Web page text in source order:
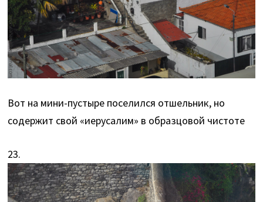
Вот на мини-пустыре поселился отшельник, но
содержит свой «иерусалим» в образцовой чистоте
23.